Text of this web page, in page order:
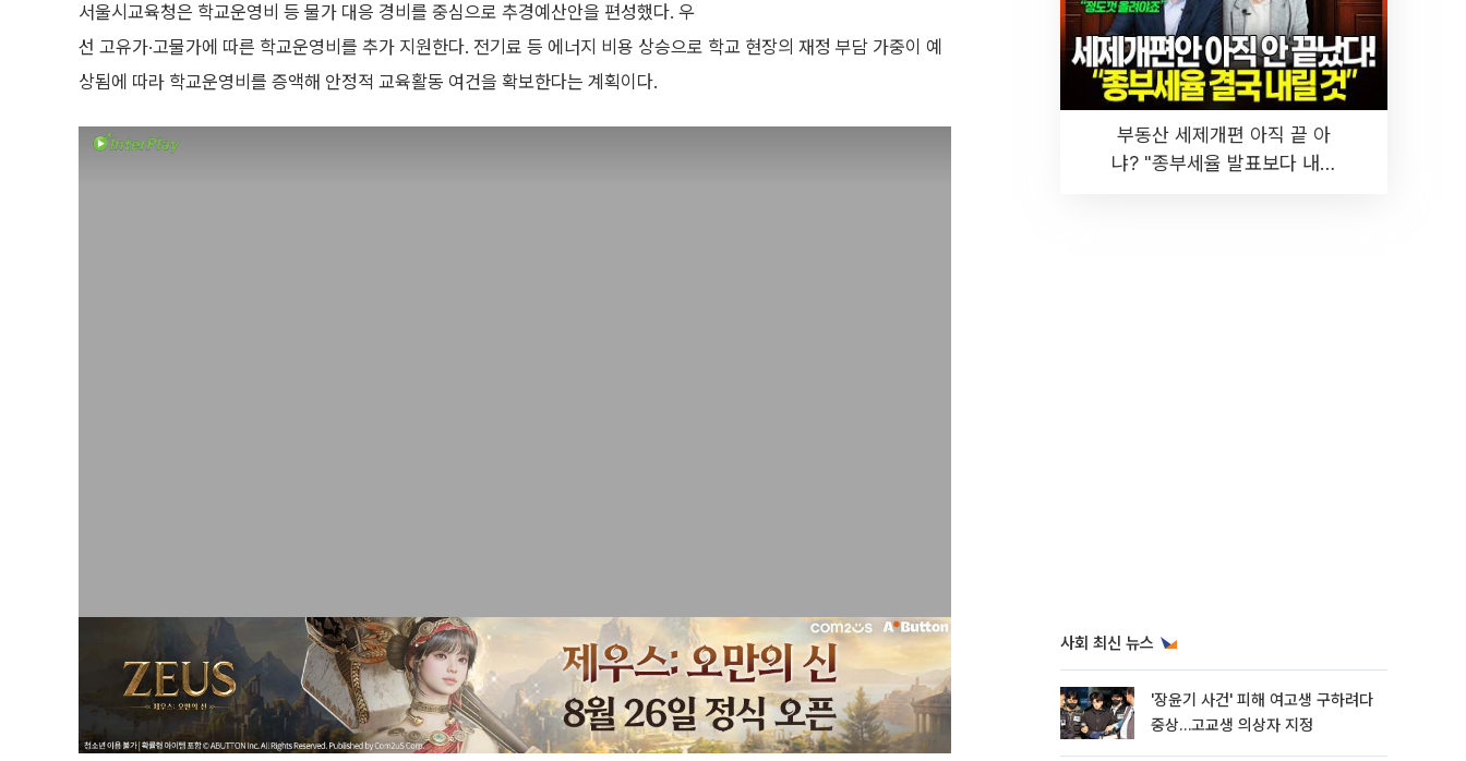
서울시교육청은 학교운영비 등 물가 대응 경비를 중심으로 추경예산안을 편성했다. 우
선 고유가·고물가에 따른 학교운영비를 추가 지원한다. 전기료 등 에너지 비용 상승으로 학교 현장의 재정 부담 가중이 예
상됨에 따라 학교운영비를 증액해 안정적 교육활동 여건을 확보한다는 계획이다.
부동산 세제개편 아직 끝 아
냐? "종부세율 발표보다 내릴
사회 최신 뉴스
'장윤기 사건' 피해 여고생 구하려다
중상…고교생 의상자 지정